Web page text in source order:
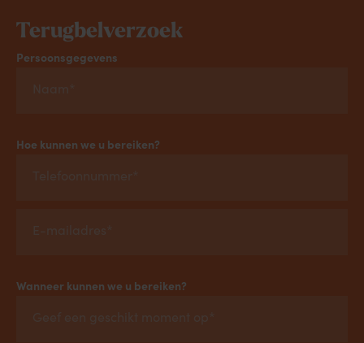
Terugbelverzoek
Persoonsgegevens
Hoe kunnen we u bereiken?
Wanneer kunnen we u bereiken?